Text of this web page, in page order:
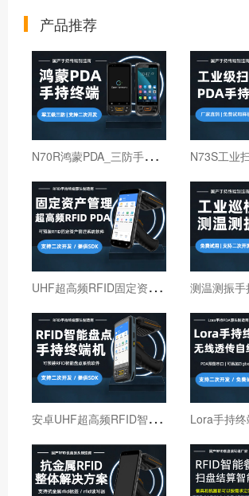
产品推荐
N
70R鸿蒙PDA_三防手持PDA终端_国产鸿蒙手持终端
U
HF超高频RFID固定资产管理手持终端机
安
卓UHF超高频RFID智能盘点手持终端设备